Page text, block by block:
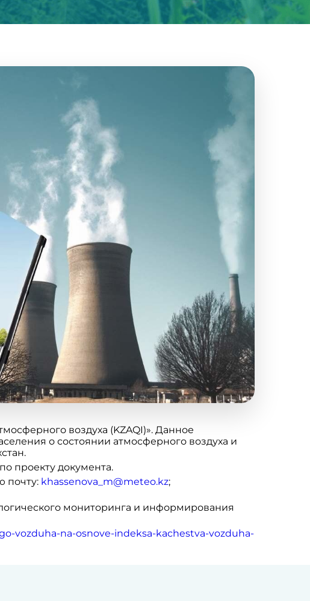
воздуха (KZAQI)». Данное
о состоянии атмосферного воздуха и
проекту документа.
почту: khassenova_m@meteo.kz;
мониторинга и информирования
vozduha-na-osnove-indeksa-kachestva-vozduha-